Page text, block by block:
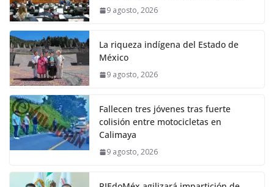
9 agosto, 2026
La riqueza indígena del Estado de
México
9 agosto, 2026
Fallecen tres jóvenes tras fuerte
colisión entre motocicletas en
Calimaya
9 agosto, 2026